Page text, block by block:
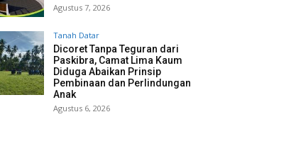
Agustus 7, 2026
Tanah Datar
Dicoret Tanpa Teguran dari
Paskibra, Camat Lima Kaum
Diduga Abaikan Prinsip
Pembinaan dan Perlindungan
Anak
Agustus 6, 2026